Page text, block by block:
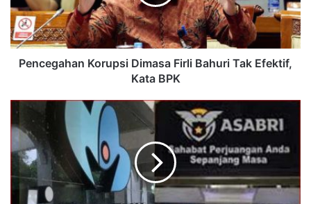
Pencegahan Korupsi Dimasa Firli Bahuri Tak Efektif,
Kata BPK